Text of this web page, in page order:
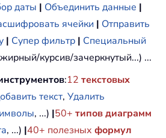
даты | Объединить данные |
ячейки | Отправить
| Супер фильтр | Специальный
курсив/зачеркнутый...) ...
:12 текстовых
текст, Удалить
, ...) |50+ типов диаграмм
, ...) |40+ полезных формул